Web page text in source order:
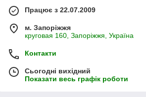
Працює з 22.07.2009
м. Запоріжжя
круговая 160, Запоріжжя, Україна
Контакти
Сьогодні вихідний
Показати весь графік роботи